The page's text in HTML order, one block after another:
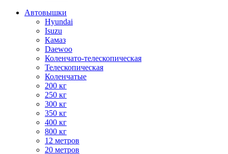
Автовышки
Hyundai
Isuzu
Камаз
Daewoo
Коленчато-телескопическая
Телескопическая
Коленчатые
200 кг
250 кг
300 кг
350 кг
400 кг
800 кг
12 метров
20 метров